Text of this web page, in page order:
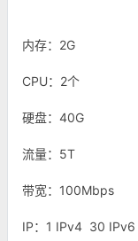
内存：2G
CPU：2个
硬盘：40G
流量：5T
带宽：100Mbps
IP：1 IPv4 30 IPv6